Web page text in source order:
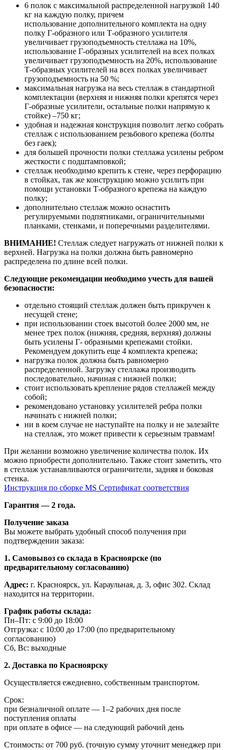
6 полок с максимальной распределенной нагрузкой 140
кг на каждую полку, причем
использование дополнительного комплекта на одну
полку Г-образного или Т-образного усилителя
увеличивает грузоподъемность стеллажа на 10%,
использование Г-образных усилителей на всех полках
увеличивает грузоподъемность на 20%, использование
Т-образных усилителей на всех полках увеличивает
грузоподъемность на 50 %;
максимальная нагрузка на весь стеллаж в стандартной
комплектации (верхняя и нижняя полки крепятся через
Г-образные усилители, остальные полки напрямую к
стойке) –750 кг;
удобная и надежная конструкция позволит легко собрать
стеллаж с использованием резьбового крепежа (болты
без гаек);
для большей прочности полки стеллажа усилены ребром
жесткости с подштамповкой;
стеллаж необходимо крепить к стене, через перфорацию
в стойках, так же конструкцию можно усилить при
помощи установки Т-образного крепежа на каждую
полку;
дополнительно стеллаж можно оснастить
регулируемыми подпятниками, ограничительными
планками, стенками, и поперечными разделителями.
ВНИМАНИЕ! Стеллаж следует нагружать от нижней полки к
верхней. Нагрузка на полки должна быть равномерно
распределена по длине всей полки.
Следующие рекомендации необходимо учесть для вашей
безопасности:
отдельно стоящий стеллаж должен быть прикручен к
несущей стене;
при использовании стоек высотой более 2000 мм, не
менее трех полок (нижняя, средняя, верхняя) должны
быть усилены Г- образными крепежами стойки.
Рекомендуем докупить еще 4 комплекта крепежа;
нагрузка полок должна быть равномерно
распределенной. Загрузку стеллажа производить
последовательно, начиная с нижней полки;
стоит использовать крепление рядов стеллажей между
собой;
рекомендовано установку усилителей ребра полки
начинать с нижней полки;
ни в коем случае не наступайте на полку и не залезайте
на стеллаж, это может привести к серьезным травмам!
При желании возможно увеличение количества полок. Их
можно приобрести дополнительно. Также стоит заметить, что
в стеллаж устанавливаются ограничители, задняя и боковая
стенка.
Инструкция по сборке MS Сертификат соответствия
Гарантия — 2 года.
Получение заказа
Вы можете выбрать удобный способ получения при
подтверждении заказа:
1. Самовывоз со склада в Красноярске (по
предварительному согласованию)
Адрес: г. Красноярск, ул. Караульная, д. 3, офис 302. Склад
находится на территории.
График работы склада:
Пн–Пт: с 9:00 до 18:00
Отгрузка: с 10:00 до 17:00 (по предварительному
согласованию)
Сб, Вс: выходные
2. Доставка по Красноярску
Осуществляется ежедневно, собственным транспортом.
Срок:
при безналичной оплате — 1–2 рабочих дня после
поступления оплаты
при оплате в офисе — на следующий рабочий день
Стоимость: от 700 руб. (точную сумму уточнит менеджер при